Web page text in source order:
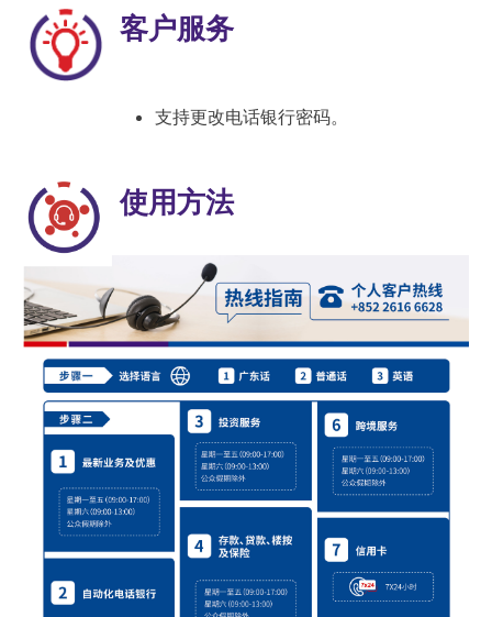
客户服务
支持更改电话银行密码。
使用方法